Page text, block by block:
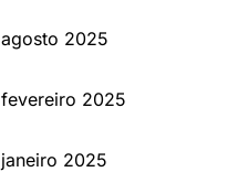
agosto 2025
fevereiro 2025
janeiro 2025